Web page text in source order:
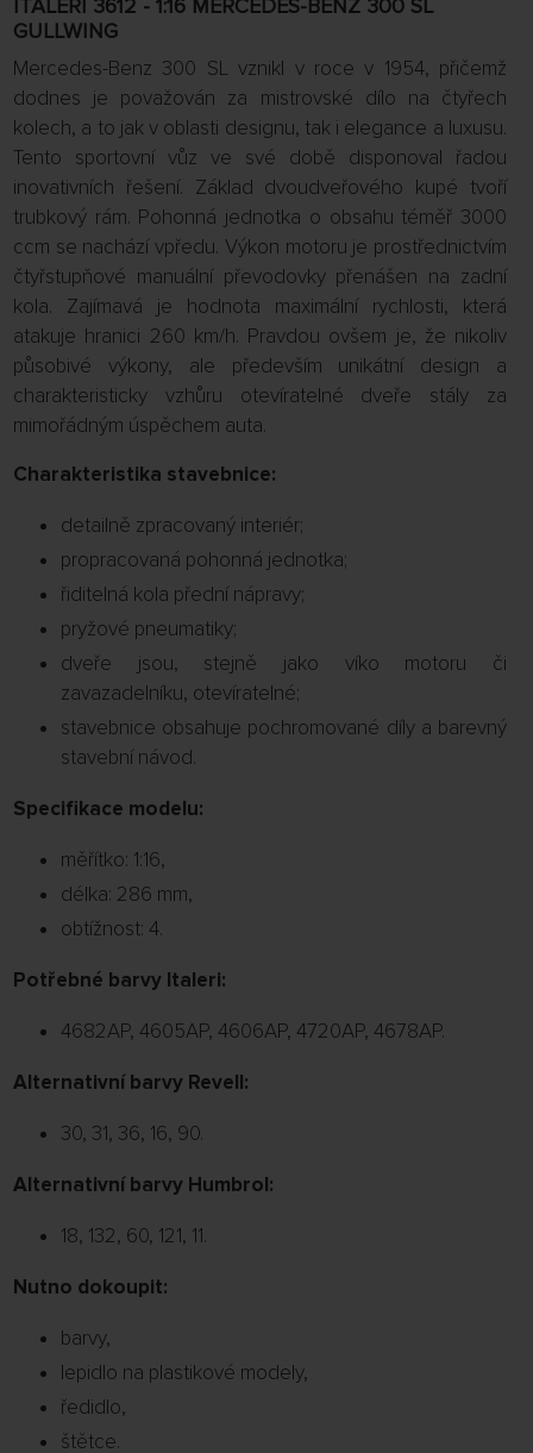
ITALERI 3612 - 1:16 MERCEDES-BENZ 300 SL
GULLWING
Mercedes-Benz 300 SL vznikl v roce v 1954, přičemž
dodnes je považován za mistrovské dílo na čtyřech
kolech, a to jak v oblasti designu, tak i elegance a luxusu.
Tento sportovní vůz ve své době disponoval řadou
inovativních řešení. Základ dvoudveřového kupé tvoří
trubkový rám. Pohonná jednotka o obsahu téměř 3000
ccm se nachází vpředu. Výkon motoru je prostřednictvím
čtyřstupňové manuální převodovky přenášen na zadní
kola. Zajímavá je hodnota maximální rychlosti, která
atakuje hranici 260 km/h. Pravdou ovšem je, že nikoliv
působivé výkony, ale především unikátní design a
charakteristicky vzhůru otevíratelné dveře stály za
mimořádným úspěchem auta.
Charakteristika stavebnice:
detailně zpracovaný interiér;
propracovaná pohonná jednotka;
řiditelná kola přední nápravy;
pryžové pneumatiky;
dveře jsou, stejně jako víko motoru či
zavazadelníku, otevíratelné;
stavebnice obsahuje pochromované díly a barevný
stavební návod.
Specifikace modelu:
měřítko: 1:16,
délka: 286 mm,
obtížnost: 4.
Potřebné barvy Italeri:
4682AP, 4605AP, 4606AP, 4720AP, 4678AP.
Alternativní barvy Revell:
30, 31, 36, 16, 90.
Alternativní barvy Humbrol:
18, 132, 60, 121, 11.
Nutno dokoupit:
barvy,
lepidlo na plastikové modely,
ředidlo,
štětce.